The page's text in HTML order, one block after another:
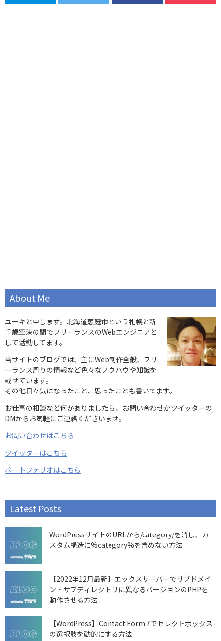
About Me
ユーキと申します。北海道恵庭市という札幌と新
千歳空港の間でフリーランスのWebエンジニアと
して活動してます。
当サイトのブログでは、主にWeb制作全般、フリ
ーランス周りの情報など色々なノウハウや知識を
載せています。
その他日々気になったこと、思ったことも書いてます。
お仕事の相談など何かありましたら、お問い合わせかツイッターの
DMからお気軽にご連絡くださいませ。
お問い合わせはこちら
ツイッターはこちら
ポートフォリオはこちら
Latest Posts
WordPressサイトのURLから/category/を消し、カ
スタム構造に%category%を含めない方法
【2022年12月最新】エックスサーバーでサブドメイ
ン・サブディレクトリに異なるバージョンのPHPを
動作させる方法
【WordPress】Contact Form 7でセレクトボックス
の選択肢を動的にする方法